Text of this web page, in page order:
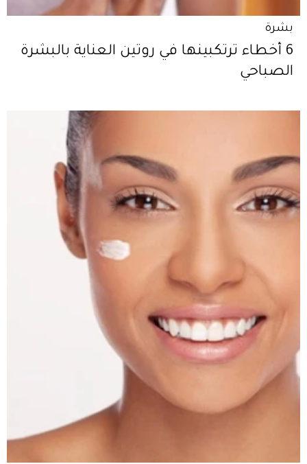
بشرة
6 أخطاء ترتكبينها في روتين العناية بالبشرة
الصباحي